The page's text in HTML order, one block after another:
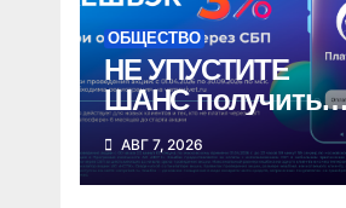
ОБЩЕСТВО
НЕ УПУСТИТЕ
ШАНС получить
кешбэк 3% за
оплату ЖКУ через
СБП в
АВГ 7, 2026